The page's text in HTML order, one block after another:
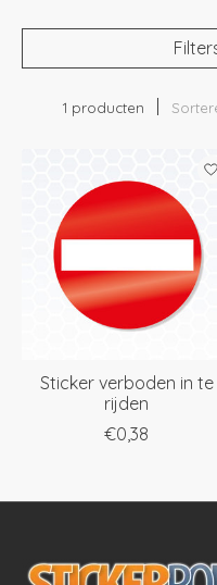
1 producten
Sticker verboden in te
rijden
€0,38